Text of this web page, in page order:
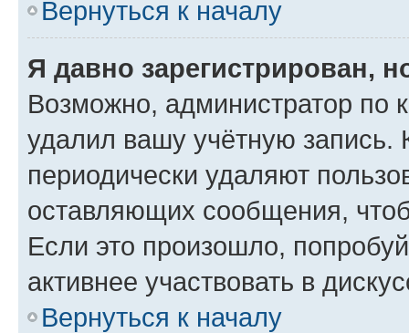
Вернуться к началу
Я давно зарегистрирован,
Возможно, администратор по
удалил вашу учётную запись.
периодически удаляют
оставляющих сообщения,
Если это произошло,
активнее участвовать в
Вернуться к началу